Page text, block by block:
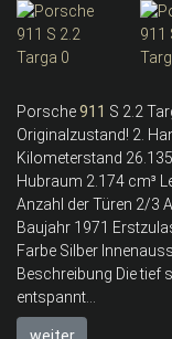
Porsche911 S 2.2
Originalzustand! 2.
Kilometerstand
Hubraum 2.174 cm³
Anzahl der Türen 2/3
Baujahr 1971
Farbe Silber
Beschreibung Die tief
entspannt...
weiter